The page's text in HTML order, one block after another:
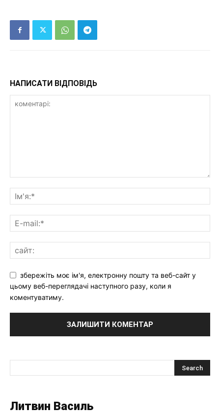
НАПИСАТИ ВІДПОВІДЬ
збережіть моє ім'я, електронну пошту та веб-сайт у
цьому веб-переглядачі наступного разу, коли я
коментуватиму.
Литвин Василь